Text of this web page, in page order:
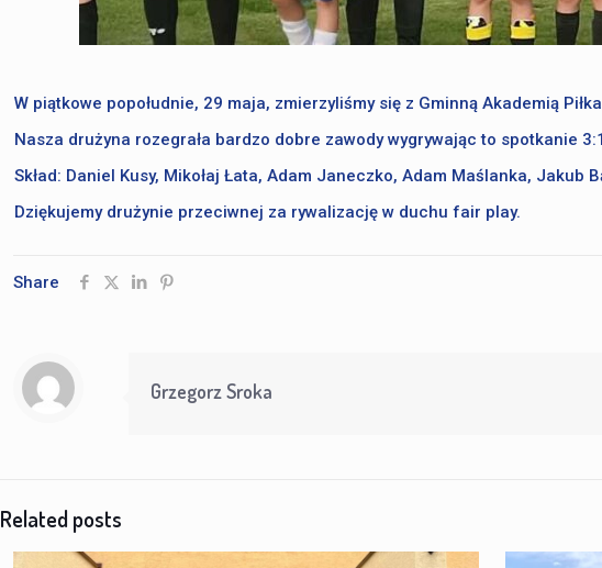
W piątkowe popołudnie, 29 maja, zmierzyliśmy się z Gminną Akademią
Nasza drużyna rozegrała bardzo dobre zawody wygrywając to spotkanie
Skład: Daniel Kusy, Mikołaj Łata, Adam Janeczko, Adam Maślanka,
Dziękujemy drużynie przeciwnej za rywalizację w duchu fair play.
Share
Grzegorz Sroka
Related posts